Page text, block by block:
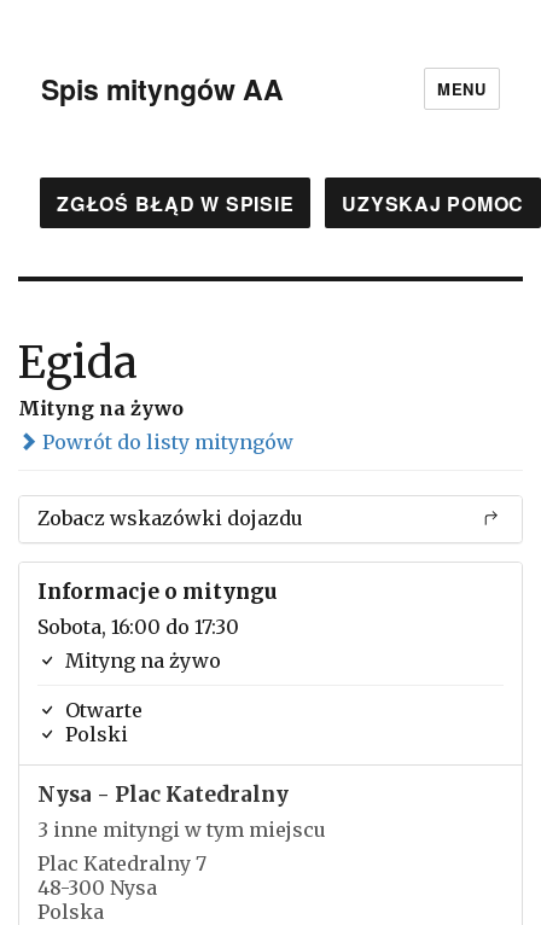
Spis mityngów AA MENU
ZGŁOŚ BŁĄD W SPISIE UZYSKAJ POMOC
Egida
Mityng na żywo
Powrót do listy mityngów
Zobacz wskazówki dojazdu
Informacje o mityngu
Sobota, 16:00 do 17:30
Mityng na żywo
Otwarte
Polski
Nysa - Plac Katedralny
3 inne mityngi w tym miejscu
Plac Katedralny 7
48-300 Nysa
Polska